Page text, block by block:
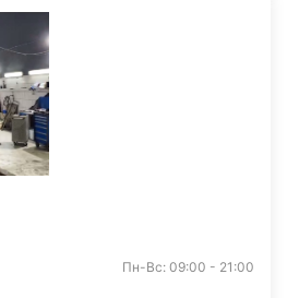
Пн-Вс: 09:00 - 21:00